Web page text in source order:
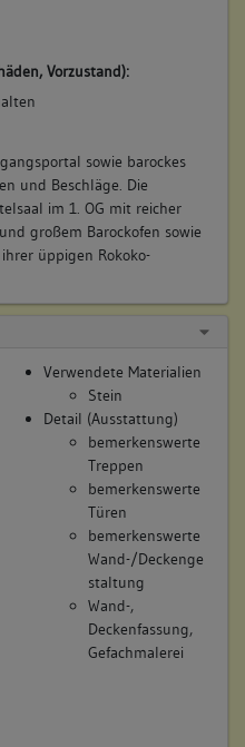
Vorzustand):
sowie barockes
und Beschläge. Die
im 1. OG mit reicher
großem Barockofen sowie
üppigen Rokoko-
Verwendete Materialien
Stein
Detail (Ausstattung)
bemerkenswerte
Treppen
bemerkenswerte
Türen
bemerkenswerte
Wand-/Deckenge
staltung
Wand-,
Deckenfassung,
Gefachmalerei